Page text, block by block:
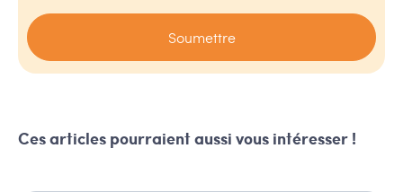
Ces articles pourraient aussi vous intéresser !